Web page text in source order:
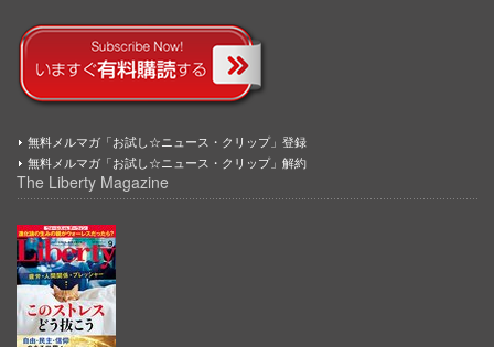
無料メルマガ「お試し☆ニュース・クリップ」登録
無料メルマガ「お試し☆ニュース・クリップ」解約
The Liberty Magazine